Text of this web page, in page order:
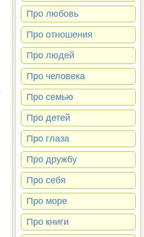
Про любовь
Про отношения
Про людей
Про человека
Про семью
Про детей
Про глаза
Про дружбу
Про себя
Про море
Про книги